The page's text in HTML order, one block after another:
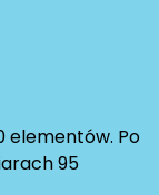
elementów. Po
95